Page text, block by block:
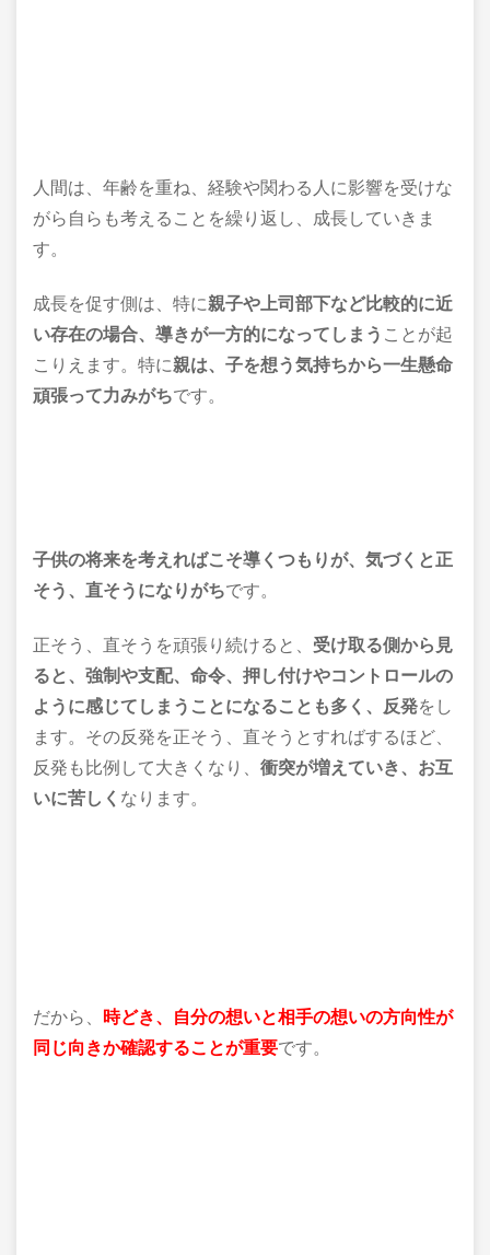
人間は、年齢を重ね、経験や関わる人に影響を受けな
がら自らも考えることを繰り返し、成長していきま
す。
成長を促す側は、特に親子や上司部下など比較的に近
い存在の場合、導きが一方的になってしまう ことが起
こりえます。特に親は、子を想う気持ちから一生懸命
頑張って力みがちです。
子供の将来を考えればこそ導くつもりが、気づくと正
そう、直そうになりがちです。
正そう、直そうを頑張り続けると、 受け取る側から見
ると、強制や支配、命令、押し付けやコントロールの
ように感じてしまうことになることも多く、反発をし
ます。その反発を正そう、直そうとすればするほど、
反発も比例して大きくなり、 衝突が増えていき、お互
いに苦しく なります。
だから、
時どき、自分の想いと相手の想いの方向性が
同じ向きか確認することが重要です。